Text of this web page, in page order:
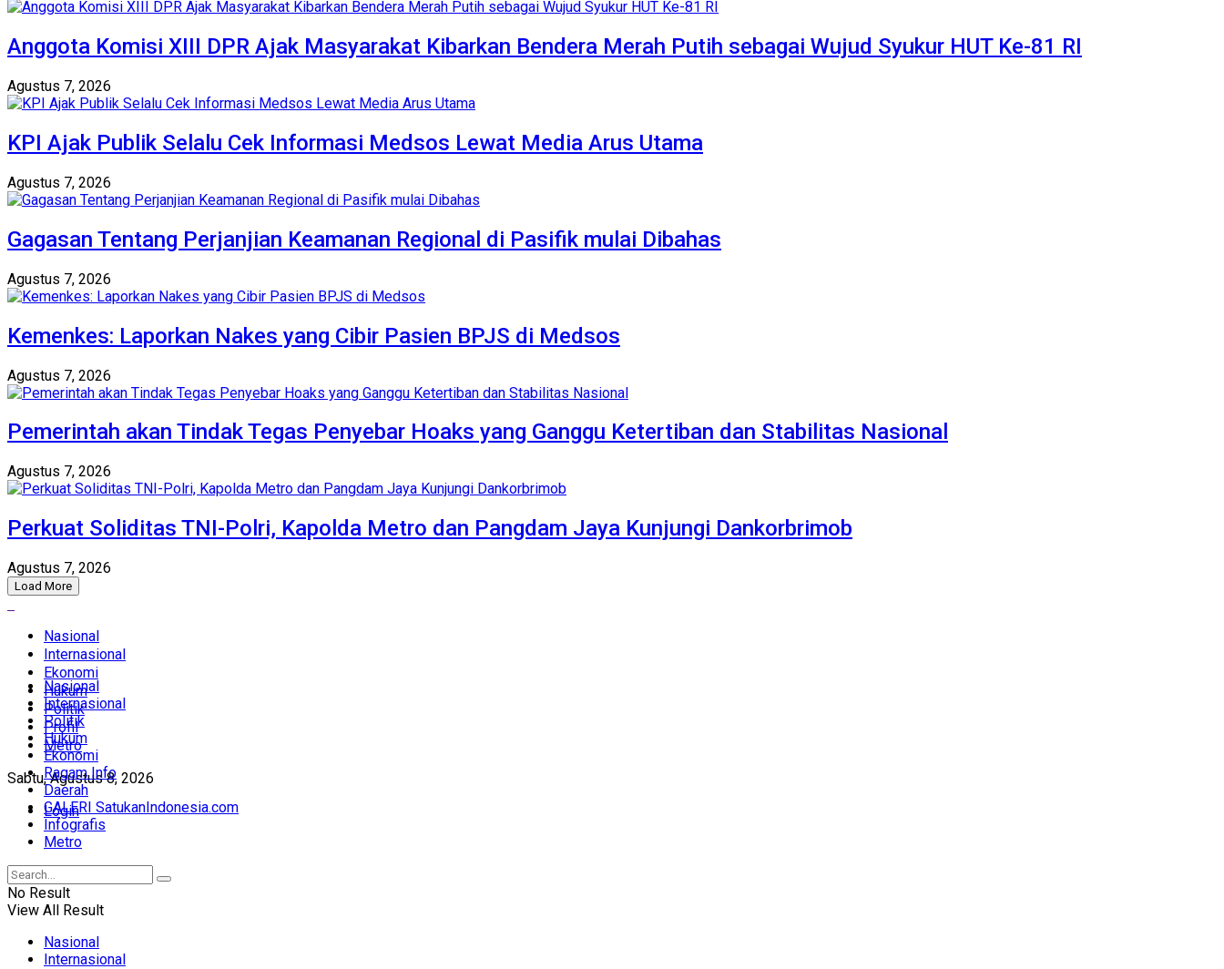
Anggota Komisi XIII DPR Ajak Masyarakat Kibarkan Bendera Merah Putih sebagai Wujud Syukur HUT Ke-81 RI
Agustus 7, 2026
KPI Ajak Publik Selalu Cek Informasi Medsos Lewat Media Arus Utama
Agustus 7, 2026
Gagasan Tentang Perjanjian Keamanan Regional di Pasifik mulai Dibahas
Agustus 7, 2026
Kemenkes: Laporkan Nakes yang Cibir Pasien BPJS di Medsos
Agustus 7, 2026
Pemerintah akan Tindak Tegas Penyebar Hoaks yang Ganggu Ketertiban dan Stabilitas Nasional
Agustus 7, 2026
Perkuat Soliditas TNI-Polri, Kapolda Metro dan Pangdam Jaya Kunjungi Dankorbrimob
Agustus 7, 2026
Load More
Nasional
Internasional
Ekonomi
Hukum
Politik
Profil
Metro
Sabtu, Agustus 8, 2026
Login
Nasional
Internasional
Politik
Hukum
Ekonomi
Ragam Info
Daerah
GALERI SatukanIndonesia.com
Infografis
Metro
No Result
View All Result
Nasional
Internasional